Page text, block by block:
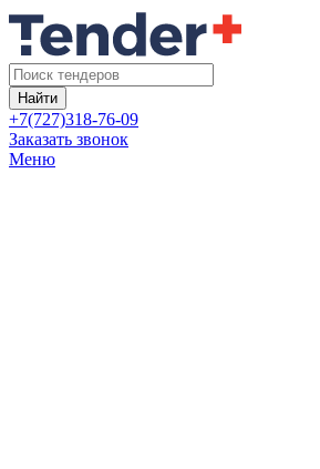
Найти
+7(727)318-76-09
Заказать звонок
Меню